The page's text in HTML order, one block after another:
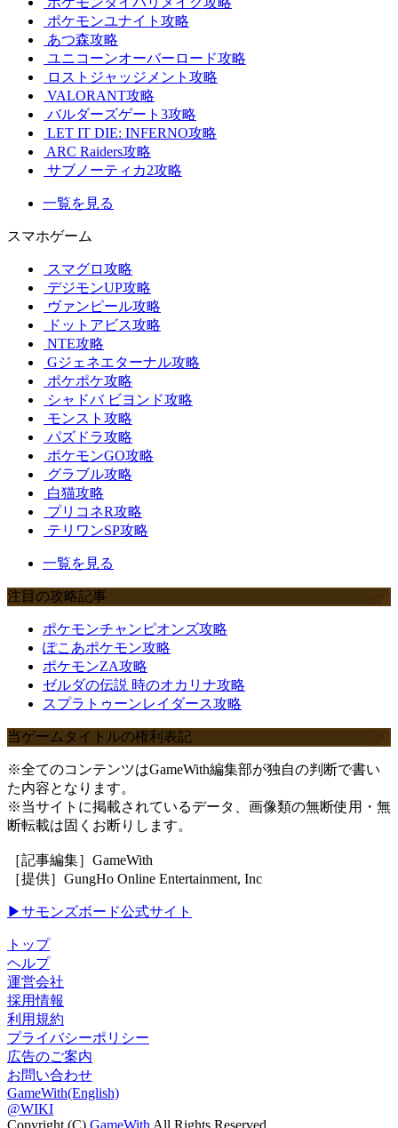
ポケモンユナイト攻略
あつ森攻略
ユニコーンオーバーロード攻略
ロストジャッジメント攻略
VALORANT攻略
バルダーズゲート3攻略
LET IT DIE: INFERNO攻略
ARC Raiders攻略
サブノーティカ2攻略
一覧を見る
スマホゲーム
スマグロ攻略
デジモンUP攻略
ヴァンピール攻略
ドットアビス攻略
NTE攻略
Gジェネエターナル攻略
ポケポケ攻略
シャドバ ビヨンド攻略
モンスト攻略
パズドラ攻略
ポケモンGO攻略
グラブル攻略
白猫攻略
プリコネR攻略
テリワンSP攻略
一覧を見る
注目の攻略記事
ポケモンチャンピオンズ攻略
ぽこあポケモン攻略
ポケモンZA攻略
ゼルダの伝説 時のオカリナ攻略
スプラトゥーンレイダース攻略
当ゲームタイトルの権利表記
※全てのコンテンツはGameWith編集部が独自の判断で書い
た内容となります。
※当サイトに掲載されているデータ、画像類の無断使用・無
断転載は固くお断りします。
［記事編集］GameWith
［提供］GungHo Online Entertainment, Inc
▶サモンズボード公式サイト
トップ
ヘルプ
運営会社
採用情報
利用規約
プライバシーポリシー
広告のご案内
お問い合わせ
GameWith(English)
@WIKI
Copyright (C) GameWith All Rights Reserved.